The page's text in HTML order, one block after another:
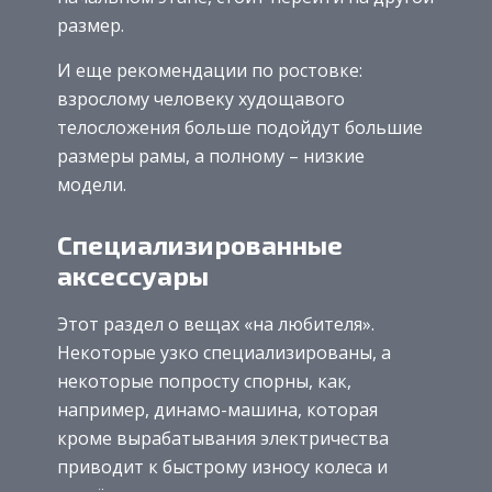
размер.
И еще рекомендации по ростовке:
взрослому человеку худощавого
телосложения больше подойдут большие
размеры рамы, а полному – низкие
модели.
Специализированные
аксессуары
Этот раздел о вещах «на любителя».
Некоторые узко специализированы, а
некоторые попросту спорны, как,
например, динамо-машина, которая
кроме вырабатывания электричества
приводит к быстрому износу колеса и